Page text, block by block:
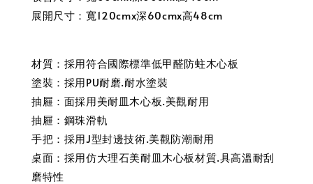
展開尺寸：寬120cmx深60cmx高48cm
材質：採用符合國際標準低甲醛防蛀木心板
塗裝：採用PU耐磨.耐水塗裝
抽屜：面採用美耐皿木心板.美觀耐用
抽屜：鋼珠滑軌
手把：採用J型封邊技術.美觀防潮耐用
桌面：採用仿大理石美耐皿木心板材質.具高溫耐刮
磨特性